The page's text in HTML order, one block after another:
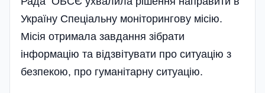
Україну Спеці­альну моніторингову місію.
Місія отримала завдання зібрати
інформацію та відзвітувати про ситуацію з
безпекою, про гуманітарну ситуацію.